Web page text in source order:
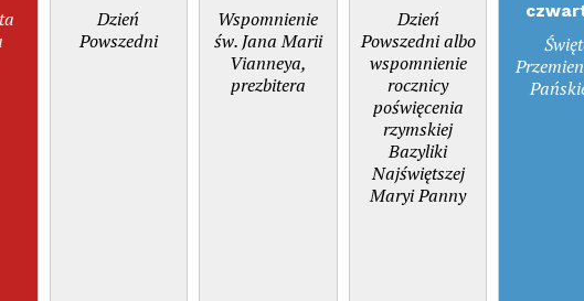
Dzień
Powszedni
Wspomnienie
św. Jana Marii
Vianneya,
prezbitera
Dzień
Powszedni albo
wspomnienie
rocznicy
poświęcenia
rzymskiej
Bazyliki
Najświętszej
Maryi Panny